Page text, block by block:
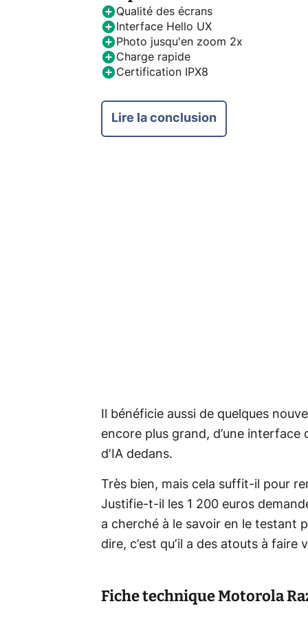
Qualité des écrans
Interface Hello UX
Photo jusqu'en zoom 2x
Charge rapide
Certification IPX8
Lire la conclusion
Il bénéficie aussi de quelques
encore plus grand, d’une interface
d’IA dedans.
Très bien, mais cela suffit-il pour
Justifie-t-il les 1 200 euros
a cherché à le savoir en le testant
dire, c’est qu’il a des atouts à faire
Fiche techniqueMotorola